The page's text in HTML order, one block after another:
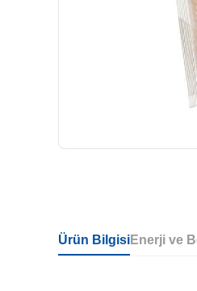
Ürün BilgisiEnerji ve